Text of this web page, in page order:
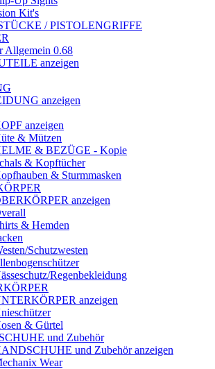
Kit's
/ PISTOLENGRIFFE
Allgemein 0.68
anzeigen
anzeigen
anzeigen
& Mützen
& BEZÜGE - Kopie
& Kopftücher
& Sturmmasken
anzeigen
& Hemden
Schutzwesten
Regenbekleidung
anzeigen
& Gürtel
und Zubehör
und Zubehör anzeigen
Wear